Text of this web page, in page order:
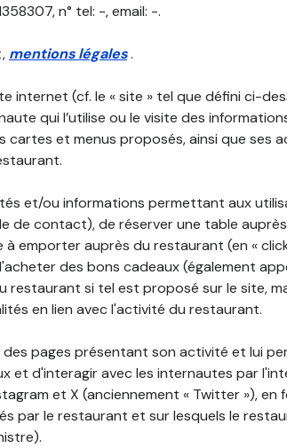
n° tel: -, email: -.
mentions légales.
internet (cf. le « site » tel que défini ci-
qui l’utilise ou le visite des
cartes et menus proposés, ainsi que ses
et/ou informations permettant aux
de contact), de réserver une table
emporter auprès du restaurant (en «
des bons cadeaux (également
restaurant si tel est proposé sur le site,
en lien avec l'activité du restaurant.
pages présentant son activité et lui
et d'interagir avec les internautes par
et X (anciennement « Twitter »), en
par le restaurant et sur lesquels le